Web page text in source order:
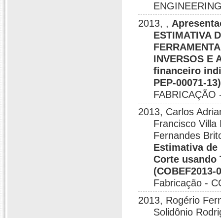
2013, ,
ESTIMATIVA
INVERSOS E
financeiro
PEP-00071-13)
FABRICAÇÃO
2013, Carlos
Francisco Villa
Fernandes
Estimativa de
Corte usando
(COBEF2013-
Fabricação -
2013, Rogério
Solidônio